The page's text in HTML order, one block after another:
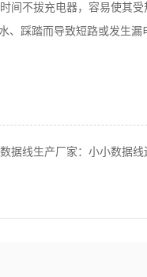
间不拔充电器，容易使其受
、踩踏而导致短路或发生漏
数据线生产厂家：小小数据